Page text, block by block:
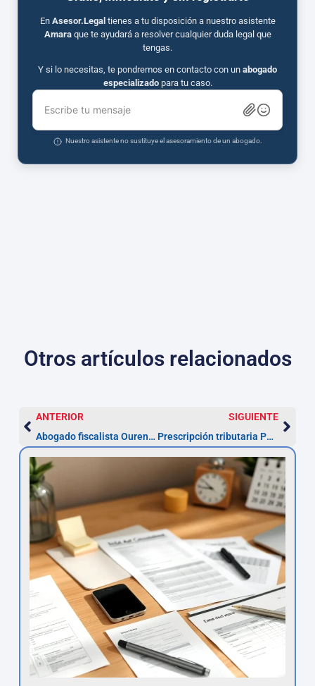
En Asesor.Legal tienes a tu disposición a nuestro asistente
Amaraque te ayudará a resolver cualquier duda legal que
tengas.
Y si lo necesitas, te pondremos en contacto con un abogado
especializadopara tu caso.
Escribe tu mensaje
Nuestro asistente no sustituye el asesoramiento de un abogado.
Otros artículos relacionados
ANTERIOR
Abogado fiscalista Ourense — Recurso en 1 mes
SIGUIENTE
Prescripción tributaria Pontevedra: plazo de 4 años